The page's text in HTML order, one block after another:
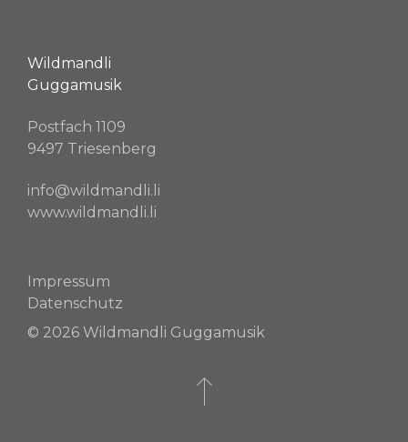
Wildmandli
Guggamusik
Postfach 1109
9497 Triesenberg
info@wildmandli.li
www.wildmandli.li
Impressum
Datenschutz
© 2026 Wildmandli Guggamusik